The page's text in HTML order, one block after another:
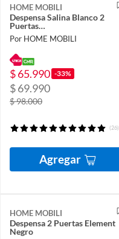
HOME MOBILI
Despensa Salina Blanco 2
Puertas…
Por HOME MOBILI
$ 65.990 -33%
$ 69.990
$ 98.000
(26)
Agregar
HOME MOBILI
Despensa 2 Puertas Element
Negro